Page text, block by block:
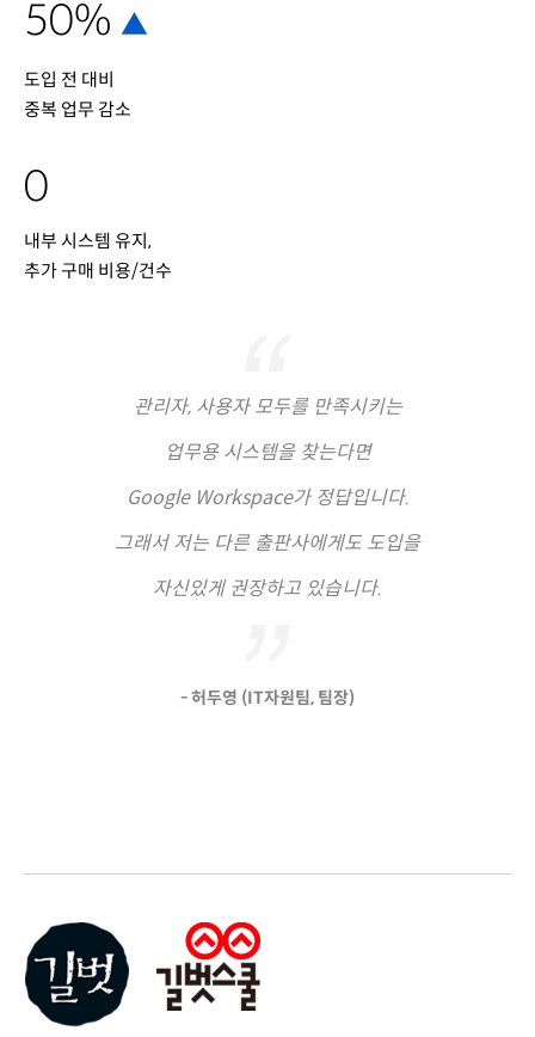
50% ▲
도입 전 대비
중복 업무 감소
0
내부 시스템 유지,
추가 구매 비용/건수
관리자, 사용자 모두를 만족시키는
업무용 시스템을 찾는다면
Google Workspace가 정답입니다.
그래서 저는 다른 출판사에게도 도입을
자신있게 권장하고 있습니다.
- 허두영 (IT자원팀, 팀장)